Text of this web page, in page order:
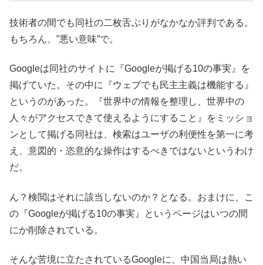
技術者の間でも同社の二枚舌ぶりがなかなか評判である。
もちろん、”悪い意味”で。
Googleは同社のサイトに『Googleが掲げる10の事実』を
掲げていた。その中に『ウェブでも民主主義は機能する』
というのがあった。『世界中の情報を整理し、世界中の
人々がアクセスできて使えるようにすること』をミッショ
ンとして掲げる同社は、検索はユーザの利便性を第一に考
え、意図的・恣意的な操作はするべきではないというわけ
だ。
ん？検閲はそれに該当しないのか？となる。おまけに、こ
の『Googleが掲げる10の事実』というページはいつの間
にか削除されている。
そんな苦境に立たされているGoogleに、中国当局は熱い